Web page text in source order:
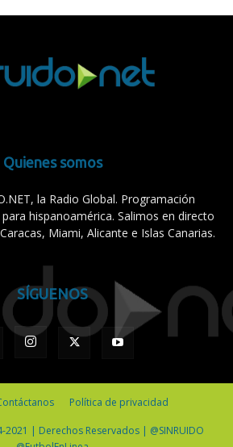
Quienes somos
la Radio Global. Programación
hispanoamérica. Salimos en directo
Miami, Alicante e Islas Canarias.
SÍGUENOS
Política de privacidad
2021 | Derechos Reservados | @SINRUIDO